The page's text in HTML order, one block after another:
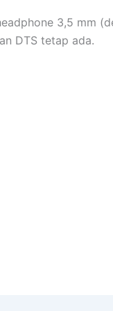
3,5 mm
DTS tetap ada.